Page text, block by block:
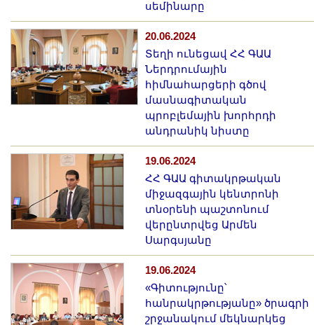
սեմինարը
20.06.2024
Տեղի ունեցավ ՀՀ ԳԱԱ
Ներդրումային
հիմնահարցերի գծով
մասնագիտական
պրոբլեմային խորհրդի
անդրանիկ նիստը
19.06.2024
ՀՀ ԳԱԱ գիտակրթական
միջազգային կենտրոնի
տնօրենի պաշտոնում
վերընտրվեց Արմեն
Սարգսյանը
19.06.2024
«Գիտությունը՝
հանրակրթությանը» ծրագրի
շրջանակում մեկնարկեց